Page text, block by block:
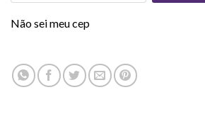
Não sei meu cep